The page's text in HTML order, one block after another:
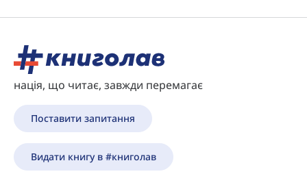
нація, що читає, завжди перемагає
Поставити запитання
Видати книгу в #книголав